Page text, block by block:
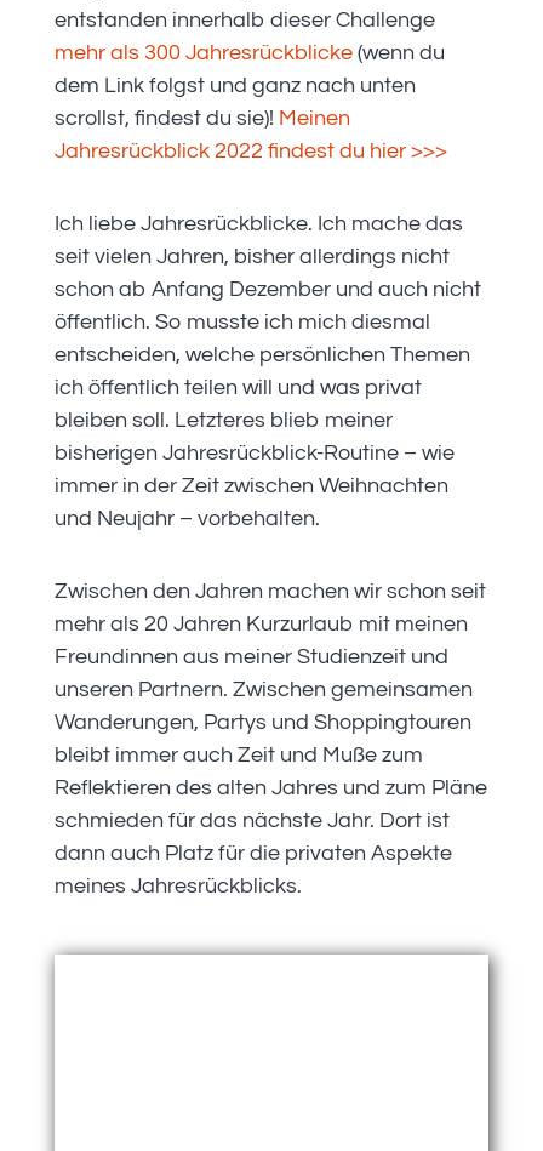
entstanden innerhalb dieser Challenge
mehr als 300 Jahresrückblicke(wenn du
dem Link folgst und ganz nach unten
scrollst, findest du sie)! Meinen
Jahresrückblick 2022 findest du hier >>>
Ich liebe Jahresrückblicke. Ich mache das
seit vielen Jahren, bisher allerdings nicht
schon ab Anfang Dezember und auch nicht
öffentlich. So musste ich mich diesmal
entscheiden, welche persönlichen Themen
ich öffentlich teilen will und was privat
bleiben soll. Letzteres blieb meiner
bisherigen Jahresrückblick-Routine – wie
immer in der Zeit zwischen Weihnachten
und Neujahr – vorbehalten.
Zwischen den Jahren machen wir schon seit
mehr als 20 Jahren Kurzurlaub mit meinen
Freundinnen aus meiner Studienzeit und
unseren Partnern. Zwischen gemeinsamen
Wanderungen, Partys und Shoppingtouren
bleibt immer auch Zeit und Muße zum
Reflektieren des alten Jahres und zum Pläne
schmieden für das nächste Jahr. Dort ist
dann auch Platz für die privaten Aspekte
meines Jahresrückblicks.